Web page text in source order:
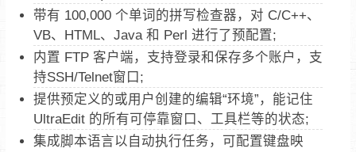
带有 100,000 个单词的拼写检查器，对 C/C++、
VB、HTML、Java 和 Perl 进行了预配置;
内置 FTP 客户端，支持登录和保存多个账户，支
持SSH/Telnet窗口;
提供预定义的或用户创建的编辑“环境”，能记住
UltraEdit 的所有可停靠窗口、工具栏等的状态;
集成脚本语言以自动执行任务，可配置键盘映